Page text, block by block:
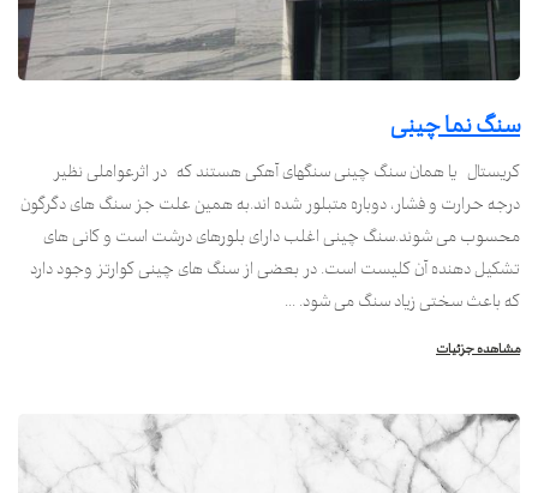
سنگ نما چینی
کریستال یا همان سنگ چینی سنگهای آهکی هستند که در اثرعواملی نظیر
درجه حرارت و فشار، دوباره متبلور شده اند.به همین علت جز سنگ های دگرگون
محسوب می شوند.سنگ چینی اغلب دارای بلورهای درشت است و کانی های
تشکیل دهنده آن کلیست است. در بعضی از سنگ های چینی کوارتز وجود دارد
که باعث سختی زیاد سنگ می شود. ...
مشاهده جزئیات